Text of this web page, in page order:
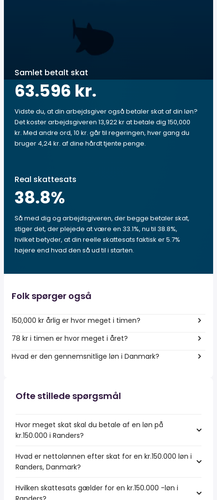
Samlet betalt skat
63.596 kr.
Vidste du, at din arbejdsgiver også betaler skat af din løn?
Det koster arbejdsgiveren 13,922 kr at betale dig 150,000
kr. Med andre ord, 10 kr. går til regeringen, hver gang du
bruger 4,24 kr. af dine hårdt tjente penge.
Real skattesats
38.8%
Så med dig og arbejdsgiveren, der begge betaler skat,
stiger det, der plejede at være en 33.1%, nu til 38.8%,
hvilket betyder, at din reelle skattesats faktisk er 5.7%
højere end hvad den så ud til i starten.
Folk spørger også
150,000 kr årlig er hvor meget i timen?
78 kr i timen er hvor meget i året?
Hvad er den gennemsnitlige løn i Danmark?
Ofte stillede spørgsmål
Hvor meget skat skal du betale af en løn på
kr.150.000 i Randers?
Hvad er nettolønnen efter skat for en kr.150.000 løn i
Randers, Danmark?
Hvilken skattesats gælder for en kr.150.000 -løn i